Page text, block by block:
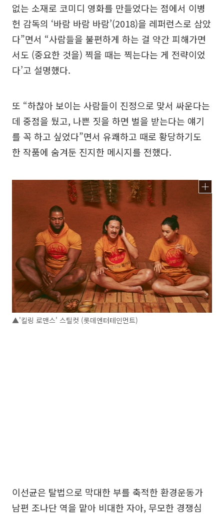
없는 소재로 코미디 영화를 만들었다는 점에서 이병
헌 감독의 ‘바람 바람 바람’(2018)을 레퍼런스로 삼았
다”면서 “사람들을 불편하게 하는 걸 약간 피해가면
서도 (중요한 것을) 찍을 때는 찍는다는 게 전략이었
다’고 설명했다.
또 “하찮아 보이는 사람들이 진정으로 맞서 싸운다는
데 중점을 뒀고, 나쁜 짓을 하면 벌을 받는다는 얘기
를 꼭 하고 싶었다”면서 유쾌하고 때로 황당하기도
한 작품에 숨겨둔 진지한 메시지를 전했다.
▲'킬링 로맨스' 스틸컷 (롯데엔터테인먼트)
이선균은 탈법으로 막대한 부를 축적한 환경운동가
남편 조나단 역을 맡아 비대한 자아, 무모한 경쟁심